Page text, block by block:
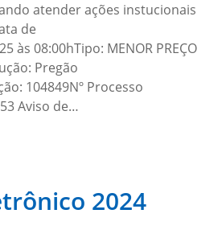
atender ações instucionais
de
às 08:00hTipo: MENOR PREÇO
Pregão
104849Nº Processo
Aviso de…
2024